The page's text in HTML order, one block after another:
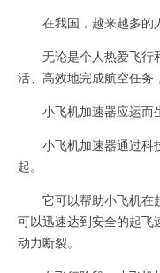
在我国，越来越多的人
无论是个人热爱飞行
活、高效地完成航空任务
小飞机加速器应运而生
小飞机加速器通过科
起。
它可以帮助小飞机在
可以迅速达到安全的起飞
动力断裂。